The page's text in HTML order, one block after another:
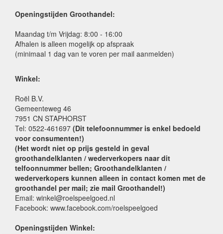
Openingstijden Groothandel:
Maandag t/m Vrijdag: 8:00 - 16:00
Afhalen is alleen mogelijk op afspraak
(minimaal 1 dag van te voren per mail aanmelden)
Winkel:
Roël B.V.
Gemeenteweg 46
7951 CN STAPHORST
Tel: 0522-461697 (Dit telefoonnummer is enkel bedoeld
voor consumenten!)
(Het wordt niet op prijs gesteld in geval
groothandelklanten / wederverkopers naar dit
telfoonnummer bellen; Groothandelklanten /
wederverkopers kunnen alleen in contact komen met de
groothandel per mail; zie mail Groothandel!)
Email: winkel@roelspeelgoed.nl
Facebook: www.facebook.com/roelspeelgoed
Openingstijden Winkel: